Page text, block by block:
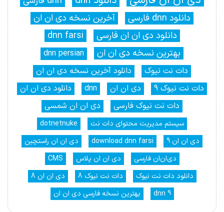
دانلود dnn فارسی
آخرین نسخه دی ان ان
دانلود دی ان ان فارسی
dnn farsi
بهترین نسخه دی ان ان
dnn persian
دات نت نیوک
دانلود آخرین نسخه دی ان ان
دات نت نیوک 9
دی ان ان dnn
دانلود دی ان ان
دات نت نیوک فارسی
دی ان ان شمسی
سیستم مدیریت محتوای دات نت
dotnetnuke
دی ان ان 9
download dnn farsi
دی ان ان راستچین
دی‌ان‌ان فارسی
دی ان ان پلاس
CMS
دانلود دات نت نیوک
دات نت نیوک 8
دی ان ان 8
dnn 9
بهترین نسخه فارسی دی ان ان